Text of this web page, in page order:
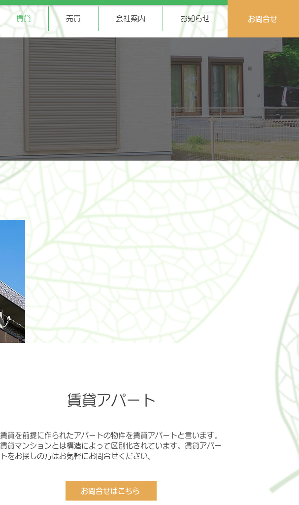
賃貸 売買 会社案内 お知らせ お問合せ
賃貸アパート
賃貸を前提に作られたアパートの物件を賃貸アパートと言います。
賃貸マンションとは構造によって区別化されています。賃貸アパー
トをお探しの方はお気軽にお問合せください。
お問合せはこちら